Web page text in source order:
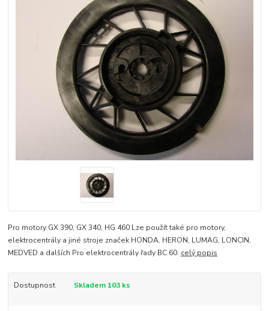
Pro motory GX 390, GX 340, HG 460 Lze použít také pro motory,
elektrocentrály a jiné stroje značek HONDA, HERON, LUMAG, LONCIN,
MEDVED a dalších Pro elektrocentrály řady BC 60. celý popis
Dostupnost Skladem 103 ks